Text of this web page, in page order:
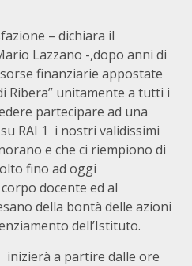
– dichiara il
Lazzano -,dopo anni di
finanziarie appostate
Ribera” unitamente a tutti i
partecipare ad una
RAI 1 i nostri validissimi
e che ci riempiono di
fino ad oggi
docente ed al
della bontà delle azioni
dell’Istituto.
inizierà a partire dalle ore